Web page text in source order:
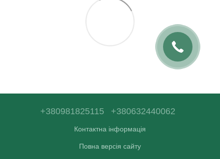
+380981825115 +380632440062
Контактна інформація
Повна версія сайту